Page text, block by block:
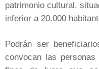
patrimonio cultural,
inferior a 20.000
Podrán ser
convocan las